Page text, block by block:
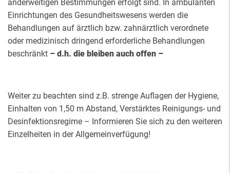
anderweitigen Bestimmungen erfolgt sind. In ambulanten
Einrichtungen des Gesundheitswesens werden die
Behandlungen auf ärztlich bzw. zahnärztlich verordnete
oder medizinisch dringend erforderliche Behandlungen
beschränkt – d.h. die bleiben auch offen –
Weiter zu beachten sind z.B. strenge Auflagen der Hygiene,
Einhalten von 1,50 m Abstand, Verstärktes Reinigungs- und
Desinfektionsregime – Informieren Sie sich zu den weiteren
Einzelheiten in der Allgemeinverfügung!